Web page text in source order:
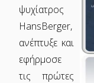
ψυχίατρος
HansBerger,
ανέπτυξε και
εφήρμοσε
τις πρώτες